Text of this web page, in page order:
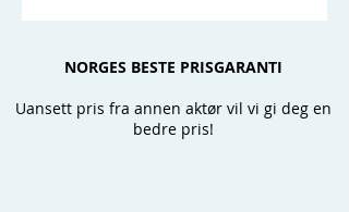
NORGES BESTE PRISGARANTI
Uansett pris fra annen aktør vil vi gi deg en
bedre pris!